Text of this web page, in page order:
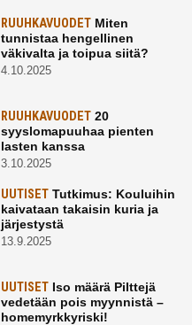
RUUHKAVUODETMiten
tunnistaa hengellinen
väkivalta ja toipua siitä?
4.10.2025
RUUHKAVUODET20
syyslomapuuhaa pienten
lasten kanssa
3.10.2025
UUTISETTutkimus: Kouluihin
kaivataan takaisin kuria ja
järjestystä
13.9.2025
UUTISETIso määrä Pilttejä
vedetään pois myynnistä –
homemyrkkyriski!